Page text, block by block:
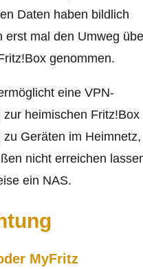
Daten haben bildlich
erst mal den Umweg
genommen.
eine VPN-
zur heimischen Fritz!Box
zu Geräten im
nicht erreichen
ein NAS.
MyFritz